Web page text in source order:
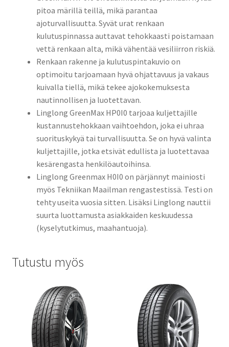
pitoa märillä teillä, mikä parantaa
ajoturvallisuutta. Syvät urat renkaan
kulutuspinnassa auttavat tehokkaasti poistamaan
vettä renkaan alta, mikä vähentää vesiliirron riskiä.
Renkaan rakenne ja kulutuspintakuvio on
optimoitu tarjoamaan hyvä ohjattavuus ja vakaus
kuivalla tiellä, mikä tekee ajokokemuksesta
nautinnollisen ja luotettavan.
Linglong GreenMax HP0I0 tarjoaa kuljettajille
kustannustehokkaan vaihtoehdon, joka ei uhraa
suorituskykyä tai turvallisuutta. Se on hyvä valinta
kuljettajille, jotka etsivät edullista ja luotettavaa
kesärengasta henkilöautoihinsa.
Linglong Greenmax H0I0 on pärjännyt mainiosti
myös Tekniikan Maailman rengastestissä. Testi on
tehty useita vuosia sitten. Lisäksi Linglong nauttii
suurta luottamusta asiakkaiden keskuudessa
(kyselytutkimus, maahantuoja).
Tutustu myös